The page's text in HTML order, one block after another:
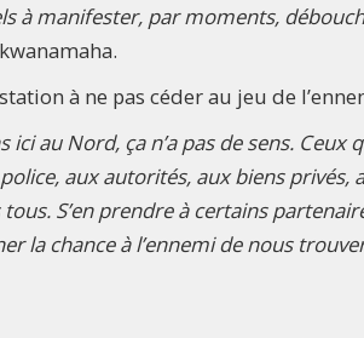
à manifester, par moments,
à ne pas céder au jeu de
au Nord, ça n’a pas de sens. Ceux
police, aux autorités, aux biens
S’en prendre à certains
la chance à l’ennemi de nous